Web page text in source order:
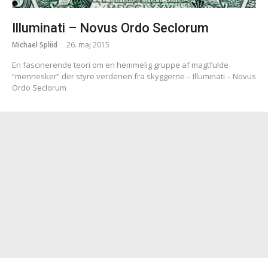
Illuminati – Novus Ordo Seclorum
Michael Spliid 26. maj 2015
En fascinerende teori om en hemmelig gruppe af magtfulde
“mennesker” der styre verdenen fra skyggerne – Illuminati – Novus
Ordo Seclorum